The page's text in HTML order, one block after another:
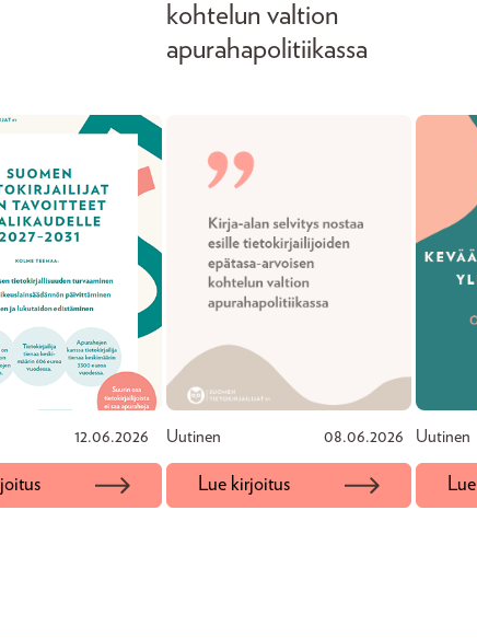
12.06.2026
kohtelun valtion
apurahapolitiikassa
Uutinen 08.06.2026
Lue kirjoitus
Uutinen